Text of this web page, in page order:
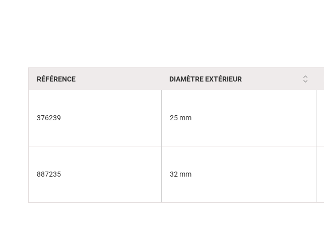
RÉFÉRENCE DIAMÈTRE EXTÉRIEUR
376239 25 mm
887235 32 mm